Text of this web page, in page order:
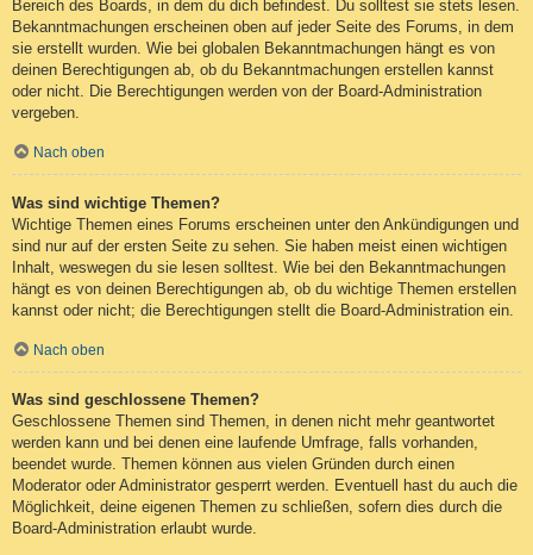
Bereich des Boards, in dem du dich befindest. Du solltest sie stets lesen.
Bekanntmachungen erscheinen oben auf jeder Seite des Forums, in dem
sie erstellt wurden. Wie bei globalen Bekanntmachungen hängt es von
deinen Berechtigungen ab, ob du Bekanntmachungen erstellen kannst
oder nicht. Die Berechtigungen werden von der Board-Administration
vergeben.
Nach oben
Was sind wichtige Themen?
Wichtige Themen eines Forums erscheinen unter den Ankündigungen und
sind nur auf der ersten Seite zu sehen. Sie haben meist einen wichtigen
Inhalt, weswegen du sie lesen solltest. Wie bei den Bekanntmachungen
hängt es von deinen Berechtigungen ab, ob du wichtige Themen erstellen
kannst oder nicht; die Berechtigungen stellt die Board-Administration ein.
Nach oben
Was sind geschlossene Themen?
Geschlossene Themen sind Themen, in denen nicht mehr geantwortet
werden kann und bei denen eine laufende Umfrage, falls vorhanden,
beendet wurde. Themen können aus vielen Gründen durch einen
Moderator oder Administrator gesperrt werden. Eventuell hast du auch die
Möglichkeit, deine eigenen Themen zu schließen, sofern dies durch die
Board-Administration erlaubt wurde.